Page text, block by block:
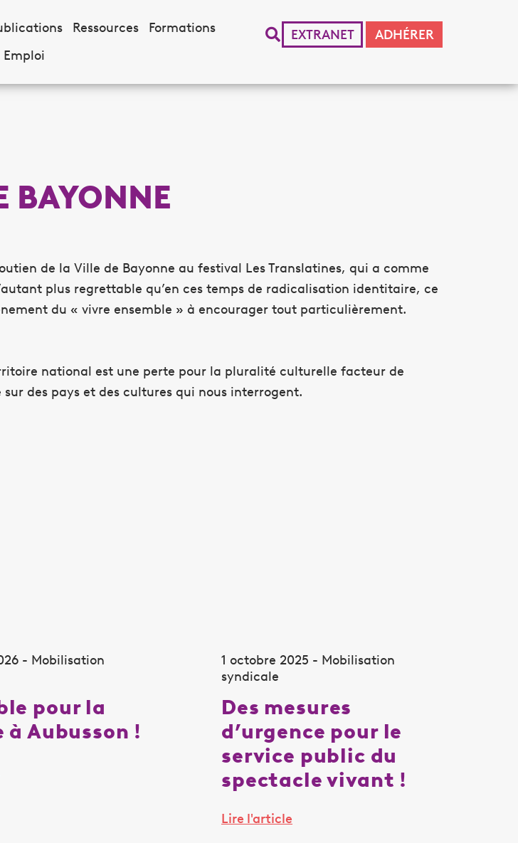
Ressources
Formations
Emploi
EXTRANET ADHÉRER
BAYONNE
de la Ville de Bayonne au festival Les Translatines, qui a comme
plus regrettable qu’en ces temps de radicalisation identitaire, ce
du « vivre ensemble » à encourager tout particulièrement.
national est une perte pour la pluralité culturelle facteur de
des pays et des cultures qui nous interrogent.
- Mobilisation
pour la
Aubusson !
1 octobre 2025 - Mobilisation
syndicale
Des mesures
d’urgence pour le
service public du
spectacle vivant !
Lire l'article